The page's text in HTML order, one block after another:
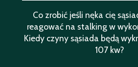
Co zrobić jeśli nęka cię
reagować na stalking w
Kiedy czyny sąsiada będą
107 kw?